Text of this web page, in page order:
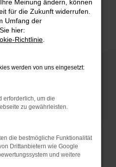
dir helfen können:
und deine
zum Beispiel deine
Seiten
die Seite in einem
in einem privaten
vorübergehende
Meinung ändern, können
für die Zukunft widerrufen.
Umfang der
hier:
Richtlinie
werden von uns eingesetzt:
erforderlich, um die
zu gewährleisten.
die bestmögliche Funktionalität
Drittanbietern wie Google
und weitere